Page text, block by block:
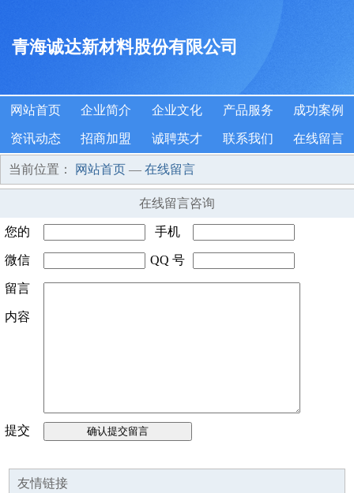
青海诚达新材料股份有限公司
网站首页 企业简介 企业文化 产品服务 成功案例
资讯动态 招商加盟 诚聘英才 联系我们 在线留言
当前位置： 网站首页 — 在线留言
在线留言咨询
您的
姓名
手机
号码
微信
号码
QQ 号
留言
内容
提交
友情链接